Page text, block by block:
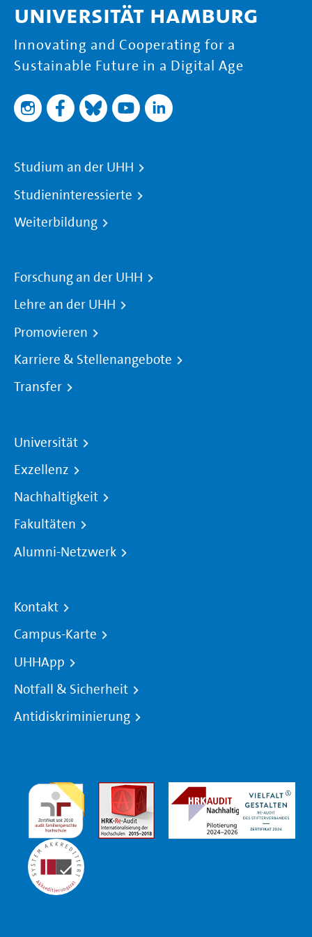
Universität Hamburg
Innovating and Cooperating for a
Sustainable Future in a Digital Age
Studium an der UHH
Studieninteressierte
Weiterbildung
Forschung an der UHH
Lehre an der UHH
Promovieren
Karriere & Stellenangebote
Transfer
Universität
Exzellenz
Nachhaltigkeit
Fakultäten
Alumni-Netzwerk
Kontakt
Campus-Karte
UHHApp
Notfall & Sicherheit
Antidiskriminierung